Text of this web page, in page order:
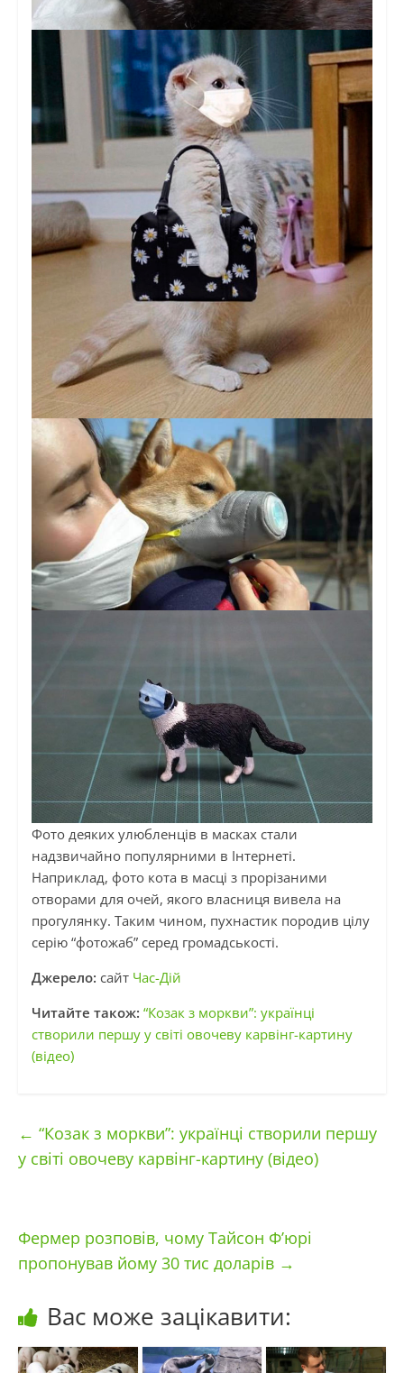
Фото деяких улюбленців в масках стали
надзвичайно популярними в Інтернеті.
Наприклад, фото кота в масці з прорізаними
отворами для очей, якого власниця вивела на
прогулянку. Таким чином, пухнастик породив цілу
серію “фотожаб” серед громадськості.
Джерело: сайт Час-Дій
Читайте також: “Козак з моркви”: українці
створили першу у світі овочеву карвінг-картину
(відео)
← “Козак з моркви”: українці створили першу
у світі овочеву карвінг-картину (відео)
Фермер розповів, чому Тайсон Ф’юрі
пропонував йому 30 тис доларів →
Вас може зацікавити: